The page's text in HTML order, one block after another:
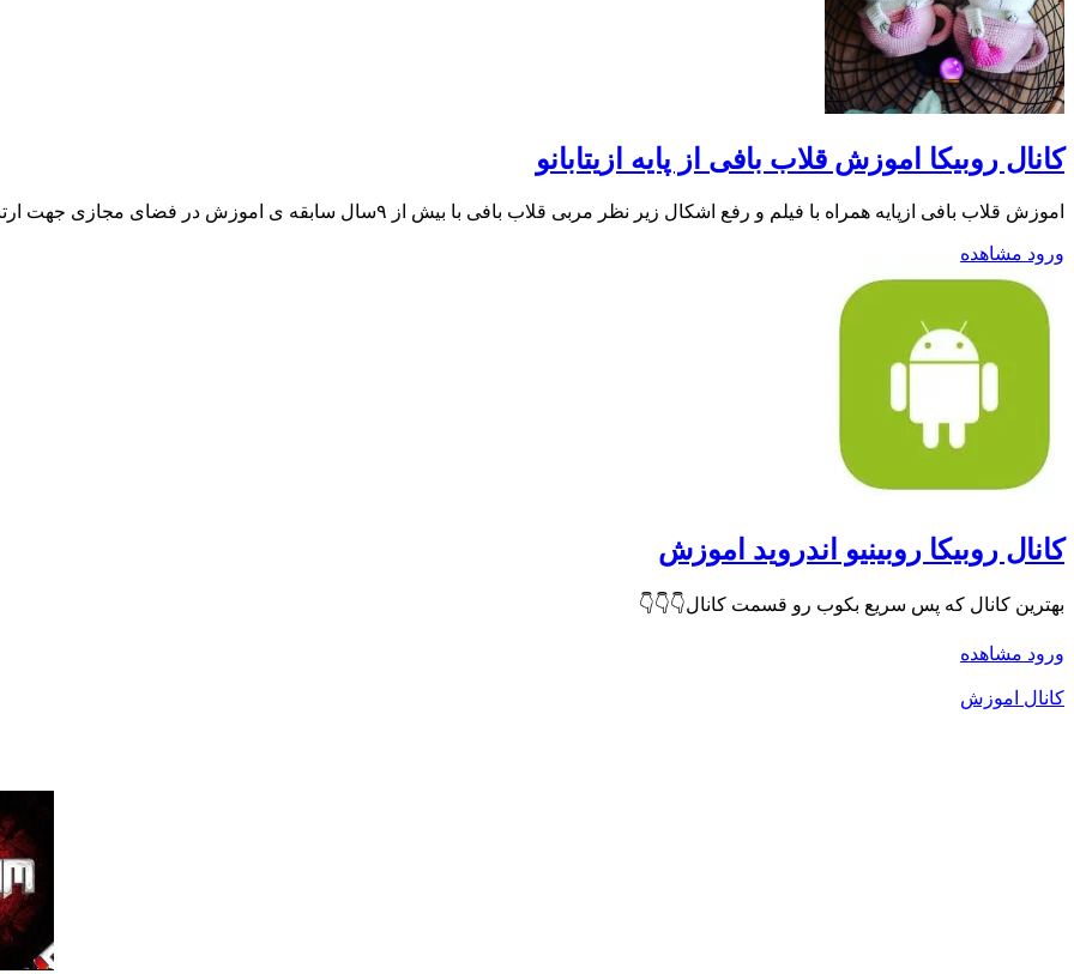
کانال روبیکا اموزش قلاب بافی از پایه ازیتابانو
اموزش قلاب بافی ازپایه همراه با فیلم و رفع اشکال زیر نظر مربی قلاب بافی با بیش از ۹سال سابقه ی اموزش در فضای مجازی جهت ارتباط با مربی قلاب بافی ازیتا احمدی ب ای […]
ورود مشاهده
کانال روبیکا روبینیو اندروید اموزش
بهترین کانال که پس سریع بکوب رو قسمت کانال👇👇👇
ورود مشاهده
کانال اموزش